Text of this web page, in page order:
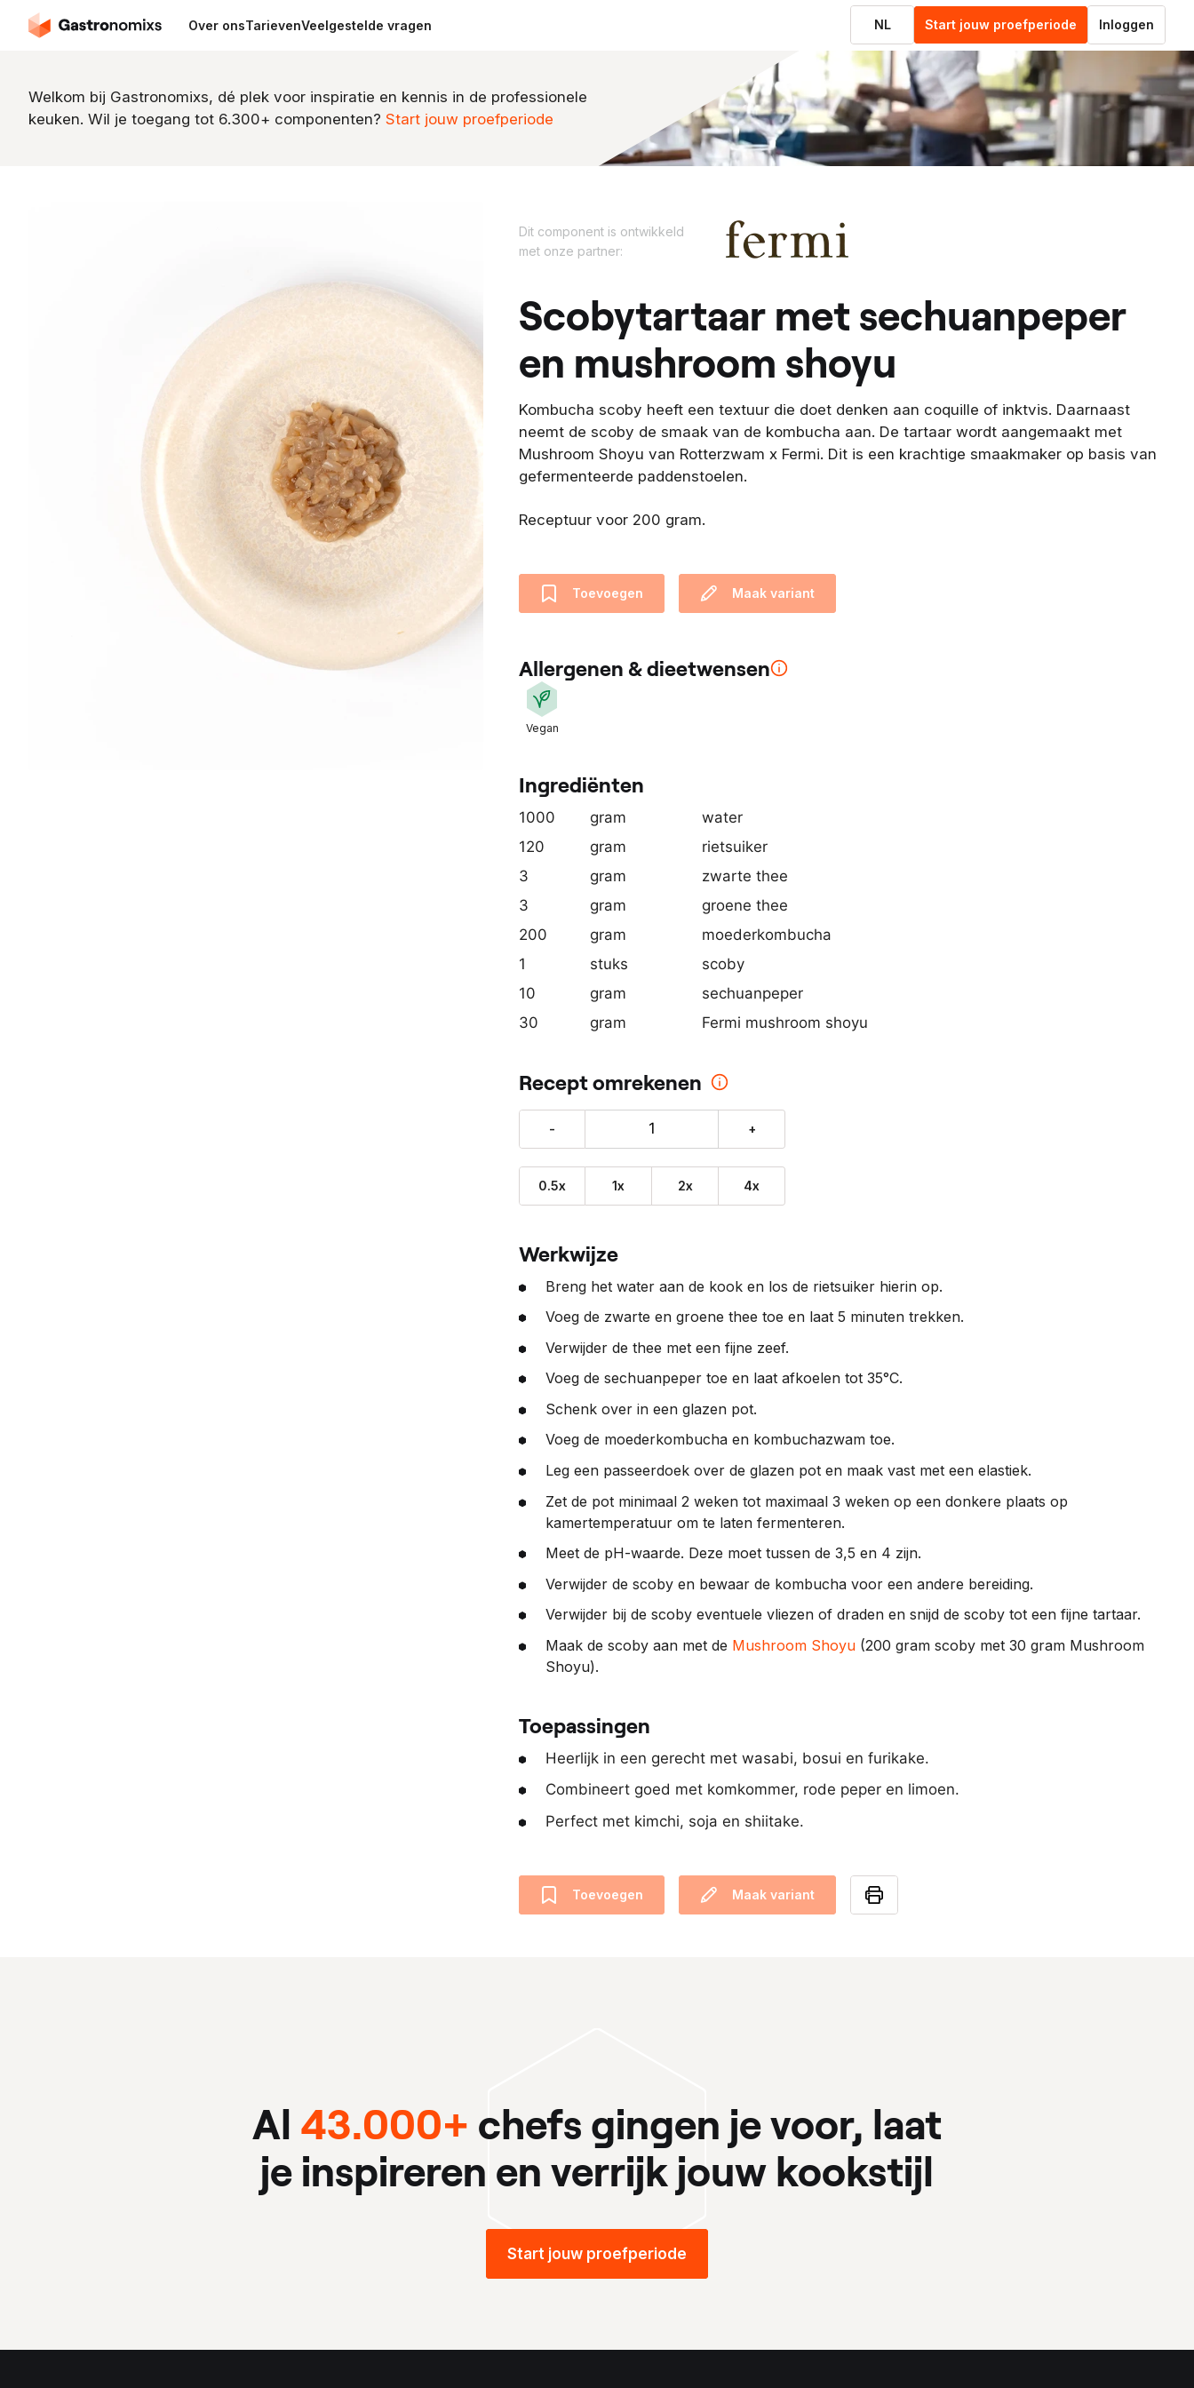
Over onsTarievenVeelgestelde vragen NL Start jouw proefperiode Inloggen
Welkom bij Gastronomixs, dé plek voor inspiratie en kennis in de professionele
keuken. Wil je toegang tot 6.300+ componenten? Start jouw proefperiode
Dit component is ontwikkeld
met onze partner:
i
t
m
o
e
n
t
i
w
i
e
o
z
e
p
r
t
n
r
scobytartaar met sechuanpeper
en mushroom shoyu
Kombucha scoby heeft een textuur die doet denken aan coquille of inktvis. Daarnaast
neemt de scoby de smaak van de kombucha aan. De tartaar wordt aangemaakt met
Mushroom Shoyu van Rotterzwam x Fermi. Dit is een krachtige smaakmaker op basis van
gefermenteerde paddenstoelen.
Receptuur voor 200 gram.
Toevoegen Maak variant
Allergenen & dieetwensen
Vegan
Ingrediënten
1000 gram
water
120
gram
rietsuiker
3
gram
zwarte thee
3
gram
groene thee
200
gram
moederkombucha
1
stuks
scoby
10
gram
sechuanpeper
30
gram Fermi mushroom shoyu
Recept omrekenen
- +
0.5x 1x 2x 4x
Werkwijze
Breng het water aan de kook en los de rietsuiker hierin op.
Voeg de zwarte en groene thee toe en laat 5 minuten trekken.
Verwijder de thee met een fijne zeef.
Voeg de sechuanpeper toe en laat afkoelen tot 35°C.
Schenk over in een glazen pot.
Voeg de moederkombucha en kombuchazwam toe.
Leg een passeerdoek over de glazen pot en maak vast met een elastiek.
Zet de pot minimaal 2 weken tot maximaal 3 weken op een donkere plaats op
kamertemperatuur om te laten fermenteren.
Meet de pH-waarde. Deze moet tussen de 3,5 en 4 zijn.
Verwijder de scoby en bewaar de kombucha voor een andere bereiding.
Verwijder bij de scoby eventuele vliezen of draden en snijd de scoby tot een fijne tartaar.
Maak de scoby aan met de Mushroom Shoyu (200 gram scoby met 30 gram Mushroom
Shoyu).
Toepassingen
Heerlijk in een gerecht met wasabi, bosui en furikake.
Combineert goed met komkommer, rode peper en limoen.
Perfect met kimchi, soja en shiitake.
Toevoegen Maak variant
Al 43.000+ chefs gingen je voor, laat
je inspireren en verrijk jouw kookstijl
Start jouw proefperiode